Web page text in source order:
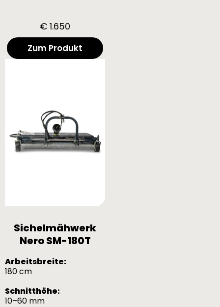
€ 1.650
Zum Produkt
Sichelmähwerk
Nero SM-180T
Arbeitsbreite:
180 cm
Schnitthöhe:
10–60 mm